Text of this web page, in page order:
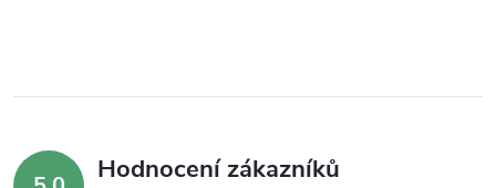
Hodnocení zákazníků